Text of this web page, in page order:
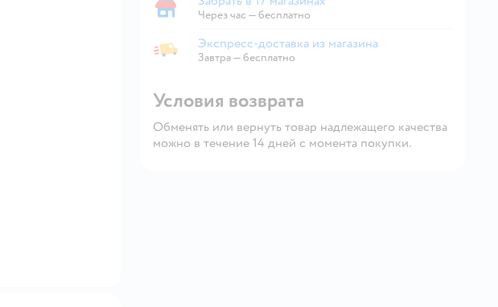
Забрать в магазинеЧерез час — бесплатно
Экспресс-доставка из магазина
Экспресс-доставка из магазина
Завтра—бесплатно
Условия возврата
Обменять или вернуть товар надлежащего качества
можно в течение 14 дней с момента покупки.